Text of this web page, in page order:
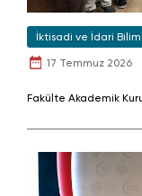
İktisadi ve İdari
17 Temmuz 2026
Fakülte Akademik